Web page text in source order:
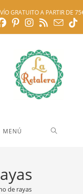
GRATUITO A PARTIR DE
MENÚ
de rayas